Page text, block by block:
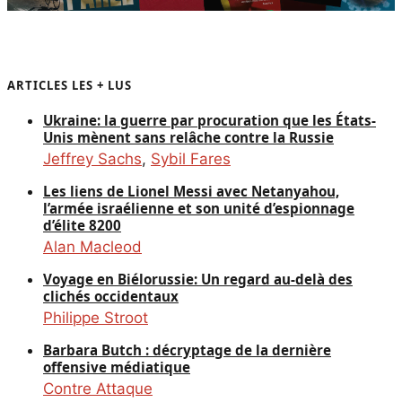
ARTICLES LES + LUS
Ukraine: la guerre par procuration que les États-
Unis mènent sans relâche contre la Russie
Jeffrey Sachs, Sybil Fares
Les liens de Lionel Messi avec Netanyahou,
l’armée israélienne et son unité d’espionnage
d’élite 8200
Alan Macleod
Voyage en Biélorussie: Un regard au-delà des
clichés occidentaux
Philippe Stroot
Barbara Butch : décryptage de la dernière
offensive médiatique
Contre Attaque